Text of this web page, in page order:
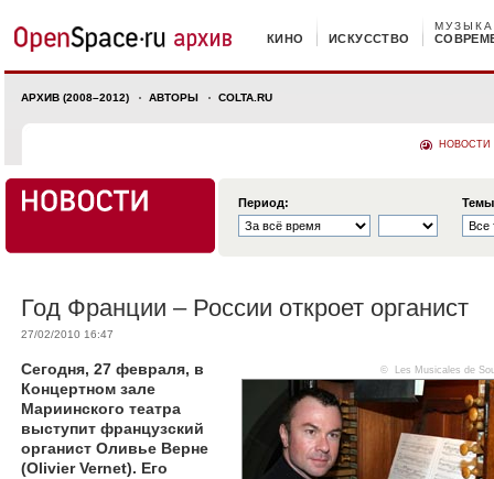
КИНО ИСКУССТВО
МУЗЫКА
АРХИВ (2008–2012) АВТОРЫ COLTA.RU
НОВОСТИ
Период:
Год Франции – России откроет органист
27/02/2010 16:47
© Les Musicales de
Сегодня, 27 февраля, в
Концертном зале
Мариинского театра
выступит французский
органист Оливье Верне
(Olivier Vernet). Его